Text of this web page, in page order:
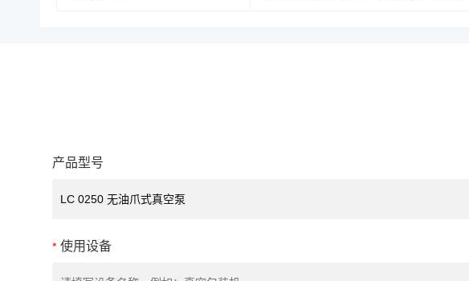
产品型号
* 使用设备